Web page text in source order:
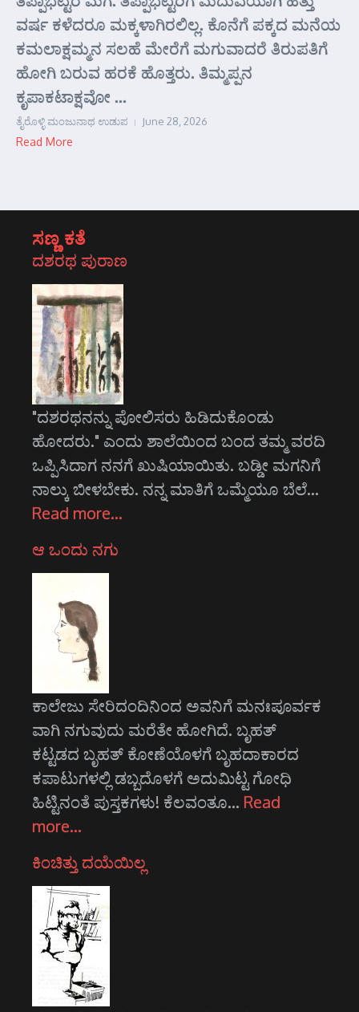
ವರ್ಷ ಕಳೆದರೂ ಮಕ್ಕಳಾಗಿರಲಿಲ್ಲ. ಕೊನೆಗೆ ಪಕ್ಕದ ಮನೆಯ
ಕಮಲಾಕ್ಷಮ್ಮನ ಸಲಹೆ ಮೇರೆಗೆ ಮಗುವಾದರೆ ತಿರುಪತಿಗೆ
ಹೋಗಿ ಬರುವ ಹರಕೆ ಹೊತ್ತರು. ತಿಮ್ಮಪ್ಪನ
ಕೃಪಾಕಟಾಕ್ಷವೋ ...
ತೈರೊಳ್ಳಿ ಮಂಜುನಾಥ ಉಡುಪ June 28, 2026
Read More
ಸಣ್ಣ ಕತೆ
ದಶರಥ ಪುರಾಣ
"ದಶರಥನನ್ನು ಪೋಲಿಸರು ಹಿಡಿದುಕೊಂಡು
ಹೋದರು." ಎಂದು ಶಾಲೆಯಿಂದ ಬಂದ ತಮ್ಮ ವರದಿ
ಒಪ್ಪಿಸಿದಾಗ ನನಗೆ ಖುಷಿಯಾಯಿತು. ಬಡ್ಡೀ ಮಗನಿಗೆ
ನಾಲ್ಕು ಬೀಳಬೇಕು. ನನ್ನ ಮಾತಿಗೆ ಒಮ್ಮೆಯೂ ಬೆಲೆ…
Read more…
ಆ ಒಂದು ನಗು
ಕಾಲೇಜು ಸೇರಿದಂದಿನಿಂದ ಅವನಿಗೆ ಮನಃಪೂರ್ವಕ
ವಾಗಿ ನಗುವುದು ಮರೆತೇ ಹೋಗಿದೆ. ಬೃಹತ್
ಕಟ್ಟಡದ ಬೃಹತ್ ಕೋಣೆಯೊಳಗೆ ಬೃಹದಾಕಾರದ
ಕಪಾಟುಗಳಲ್ಲಿ ಡಬ್ಬದೊಳಗೆ ಅದುಮಿಟ್ಟ ಗೋಧಿ
ಹಿಟ್ಟಿನಂತೆ ಪುಸ್ತಕಗಳು! ಕೆಲವಂತೂ… Read
more…
ಕಿಂಚಿತ್ತು ದಯೆಯಿಲ್ಲ